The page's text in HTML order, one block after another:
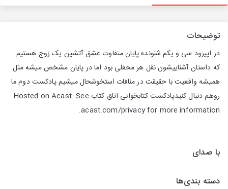
توضیحات
در اپیزود سی و یکم شنونده پایان متفاوت عشق آتشین یک زوج هستیم
که داستان آشناییشون نقل هر محفلی بود اما در پایان مشخص میشه مثل
همیشه واقعیت با حقیقت در منافات استخوشحال میشیم پادکست دوم ما
روهم دنبال کنیدپادکست کتابخوانی اتاق کتاب Hosted on Acast. See
acast.com/privacy for more information.
با صدای
دسته بندی‌ها